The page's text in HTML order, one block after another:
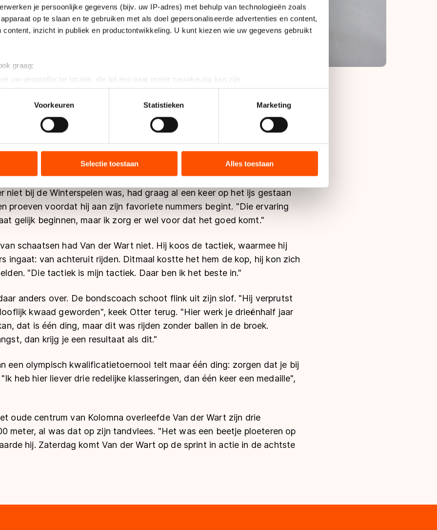
je persoonlijke gegevens (bijv. uw IP-adres) met behulp van technologieën zoals
op te slaan en te gebruiken met als doel gepersonaliseerde advertenties en content,
content, inzicht in publiek en productontwikkeling. U kunt kiezen wie uw gegevens gebruikt
graag:
uw geografische locatie, die tot een paar meter nauwkeurig kan zijn
door het actief te scannen op specifieke eigenschappen (fingerprinting)
gegevens worden verwerkt en stel uw voorkeuren in het
detailgedeeltein. U kunt uw
of intrekken in de Cookieverklaring.
over uw gebruik van onze site met onze partners voor social media, advertenties en
met andere gegevens die u aan hen heeft verstrekt of die zij hebben verzameld via
kunnen gegevens doorgeven aan landen buiten de EU, zoals de VS, waar mogelijk geen
geldt volgens de GDPR. Door op ‘Toestaan’ te klikken, stemt u in met deze overdracht.
cookiebeleid .
Voorkeuren Statistieken Marketing
Selectie toestaan Alles toestaan
had de regerend Europees kampioen echt even nodig. Door het
op de 1500 meter valt een derde startplek bij de Olympische
graag had gereden in Sotsji.
voor de shorttrackers en Van der Wart, die vier jaar
niet bij de Winterspelen was, had graag al een keer op het ijs gestaan
proeven voordat hij aan zijn favoriete nummers begint. "Die ervaring
gelijk beginnen, maar ik zorg er wel voor dat het goed komt."
schaatsen had Van der Wart niet. Hij koos de tactiek, waarmee hij
ingaat: van achteruit rijden. Ditmaal kostte het hem de kop, hij kon zich
"Die tactiek is mijn tactiek. Daar ben ik het beste in."
anders over. De bondscoach schoot flink uit zijn slof. "Hij verprutst
kwaad geworden", keek Otter terug. "Hier werk je drieënhalf jaar
dat is één ding, maar dit was rijden zonder ballen in de broek.
dan krijg je een resultaat als dit."
een olympisch kwalificatietoernooi telt maar één ding: zorgen dat je bij
heb hier liever drie redelijke klasseringen, dan één keer een medaille",
oude centrum van Kolomna overleefde Van der Wart zijn drie
meter, al was dat op zijn tandvlees. "Het was een beetje ploeteren op
hij. Zaterdag komt Van der Wart op de sprint in actie in de achtste